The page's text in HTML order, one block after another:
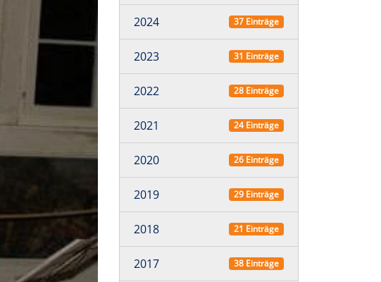
2024 37 Einträge
2023 31 Einträge
2022 28 Einträge
2021 24 Einträge
2020 26 Einträge
2019 29 Einträge
2018 21 Einträge
2017 38 Einträge